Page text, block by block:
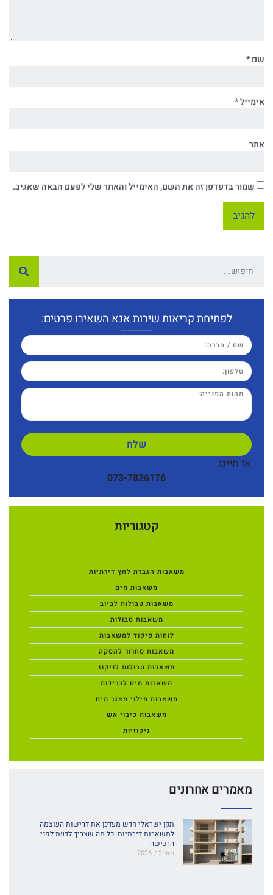
שם*
אימייל*
אתר
שמור בדפדפן זה את השם, האימייל והאתר שלי לפעם הבאה שאגיב.
לפתיחת קריאות שירות אנא השאירו פרטים:
שלח
או חייגו:
073-7826176
קטגוריות
משאבות הגברת לחץ דירתיות
משאבות מים
משאבות טבולות לביוב
משאבות טבולות
לוחות פיקוד למשאבות
משאבות סחרור להסקה
משאבות טבולות לניקוז
משאבות מים לבריכות
משאבות מילוי מאגר מים
משאבות כיבוי אש
ניקוזיות
מאמרים אחרונים
תקן ישראלי חדש מעדכן את דרישות העוצמה
למשאבות דירתיות: כל מה שצריך לדעת לפני
הרכישה
מאי 12, 2026